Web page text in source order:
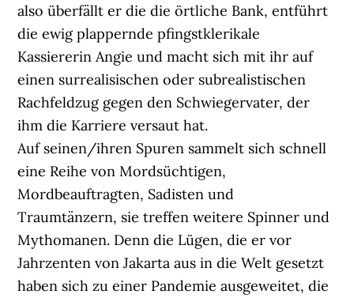
also überfällt er die die örtliche Bank, entführt
die ewig plappernde pfingstklerikale
Kassiererin Angie und macht sich mit ihr auf
einen surrealisischen oder subrealistischen
Rachfeldzug gegen den Schwiegervater, der
ihm die Karriere versaut hat.
Auf seinen/ihren Spuren sammelt sich schnell
eine Reihe von Mordsüchtigen,
Mordbeauftragten, Sadisten und
Traumtänzern, sie treffen weitere Spinner und
Mythomanen. Denn die Lügen, die er vor
Jahrzenten von Jakarta aus in die Welt gesetzt
haben sich zu einer Pandemie ausgeweitet, die